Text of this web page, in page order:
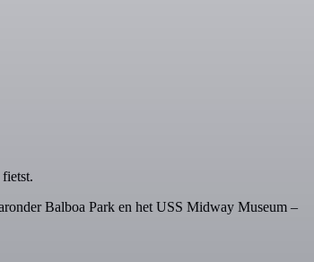
Balboa Park en het USS Midway Museum –